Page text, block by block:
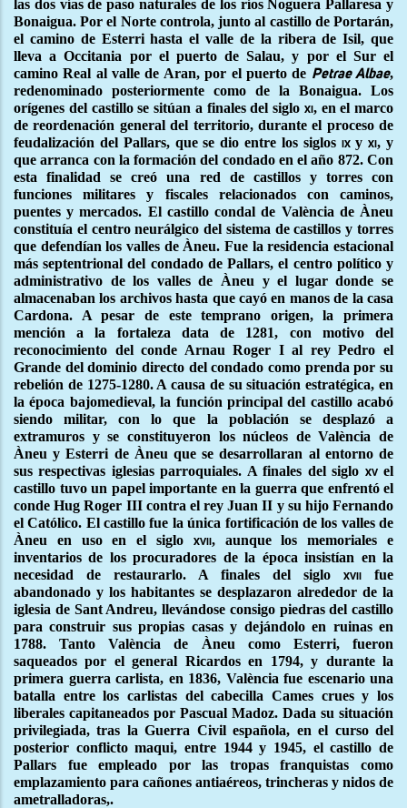
las dos vías de paso naturales de los ríos Noguera Pallaresa y
Bonaigua. Por el Norte controla, junto al castillo de Portarán,
el camino de Esterri hasta el valle de la ribera de Isil, que
lleva a Occitania por el puerto de Salau, y por el Sur el
camino Real al valle de Aran, por el puerto de Petrae Albae,
redenominado posteriormente como de la Bonaigua. Los
orígenes del castillo se sitúan a finales del siglo xi, en el marco
de reordenación general del territorio, durante el proceso de
feudalización del Pallars, que se dio entre los siglos ixyxi, y
que arranca con la formación del condado en el año 872. Con
esta finalidad se creó una red de castillos y torres con
funciones militares y fiscales relacionados con caminos,
puentes y mercados. El castillo condal de València de Àneu
constituía el centro neurálgico del sistema de castillos y torres
que defendían los valles de Àneu. Fue la residencia estacional
más septentrional del condado de Pallars, el centro político y
administrativo de los valles de Àneu y el lugar donde se
almacenaban los archivos hasta que cayó en manos de la casa
Cardona. A pesar de este temprano origen, la primera
mención a la fortaleza data de 1281, con motivo del
reconocimiento del conde Arnau Roger I al rey Pedro el
Grande del dominio directo del condado como prenda por su
rebelión de 1275-1280. A causa de su situación estratégica, en
la época bajomedieval, la función principal del castillo acabó
siendo militar, con lo que la población se desplazó a
extramuros y se constituyeron los núcleos de València de
Àneu y Esterri de Àneu que se desarrollaran al entorno de
sus respectivas iglesias parroquiales. A finales del siglo xvel
castillo tuvo un papel importante en la guerra que enfrentó el
conde Hug Roger III contra el rey Juan II y su hijo Fernando
el Católico. El castillo fue la única fortificación de los valles de
Àneu en uso en el siglo xvii, aunque los memoriales e
inventarios de los procuradores de la época insistían en la
necesidad de restaurarlo. A finales del siglo xvii fue
abandonado y los habitantes se desplazaron alrededor de la
iglesia de Sant Andreu, llevándose consigo piedras del castillo
para construir sus propias casas y dejándolo en ruinas en
1788. Tanto València de Àneu como Esterri, fueron
saqueados por el general Ricardos en 1794, y durante la
primera guerra carlista, en 1836, València fue escenario una
batalla entre los carlistas del cabecilla Cames crues y los
liberales capitaneados por Pascual Madoz. Dada su situación
privilegiada, tras la Guerra Civil española, en el curso del
posterior conflicto maqui, entre 1944 y 1945, el castillo de
Pallars fue empleado por las tropas franquistas como
emplazamiento para cañones antiaéreos, trincheras y nidos de
ametralladoras,.